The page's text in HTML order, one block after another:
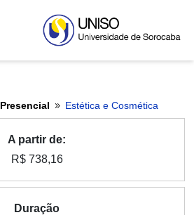
Presencial 9 Estética e Cosmética
A partir de:
R$ 738,16
Duração